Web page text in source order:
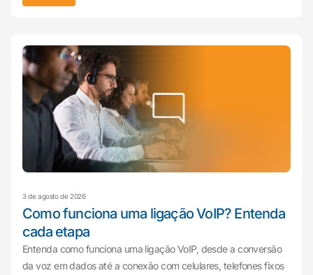
3 de agosto de 2026
Como funciona uma ligação VoIP? Entenda
cada etapa
Entenda como funciona uma ligação VoIP, desde a conversão
da voz em dados até a conexão com celulares, telefones fixos